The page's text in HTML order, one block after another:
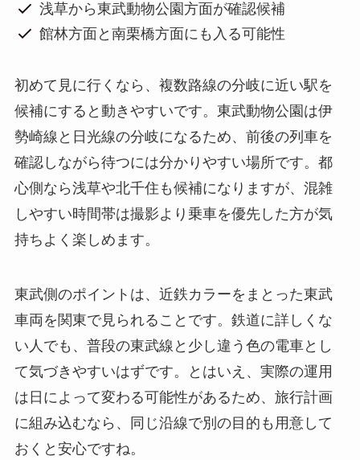
浅草から東武動物公園方面が確認候補
館林方面と南栗橋方面にも入る可能性
初めて見に行くなら、複数路線の分岐に近い駅を
候補にすると動きやすいです。東武動物公園は伊
勢崎線と日光線の分岐になるため、前後の列車を
確認しながら待つには分かりやすい場所です。都
心側なら浅草や北千住も候補になりますが、混雑
しやすい時間帯は撮影より乗車を優先した方が気
持ちよく楽しめます。
東武側のポイントは、近鉄カラーをまとった東武
車両を関東で見られることです。鉄道に詳しくな
い人でも、普段の東武線と少し違う色の電車とし
て気づきやすいはずです。とはいえ、実際の運用
は日によって変わる可能性があるため、旅行計画
に組み込むなら、同じ沿線で別の目的も用意して
おくと安心ですね。